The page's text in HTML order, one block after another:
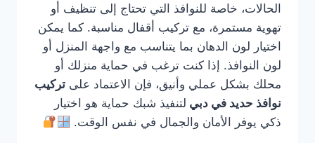
الحالات، خاصة للنوافذ التي تحتاج إلى تنظيف أو
تهوية مستمرة، مع تركيب أقفال مناسبة. كما يمكن
اختيار لون الدهان بما يتناسب مع واجهة المنزل أو
لون النوافذ. إذا كنت ترغب في حماية منزلك أو
محلك بشكل عملي وأنيق، فإن الاعتماد على تركيب
نوافذ حديد في دبي لتنفيذ شبك حماية هو اختيار
ذكي يوفر الأمان والجمال في نفس الوقت.